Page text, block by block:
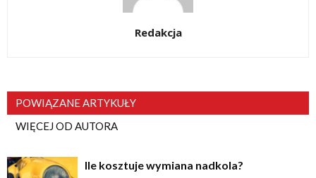
Redakcja
POWIĄZANE ARTYKUŁY
WIĘCEJ OD AUTORA
Ile kosztuje wymiana nadkola?